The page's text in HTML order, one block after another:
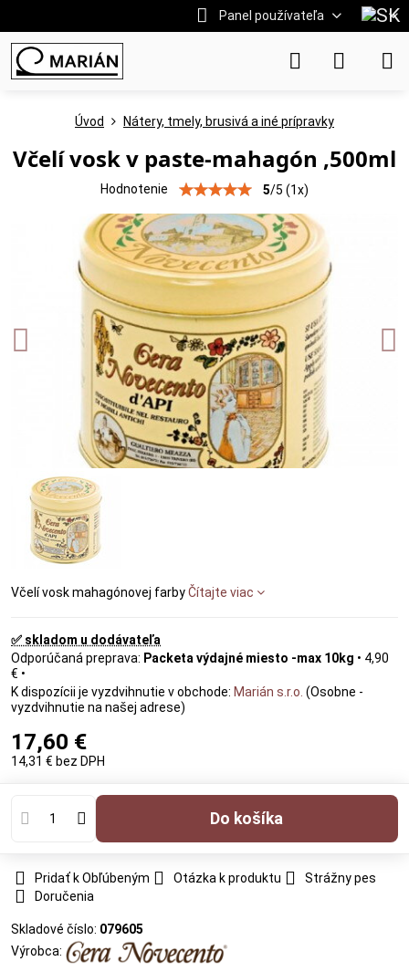
Panel používateľa
Úvod Nátery, tmely, brusivá a iné prípravky
Včelí vosk v paste-mahagón ,500ml
Hodnotenie 5/5 (1x)
Včelí vosk mahagónovej farbyČítajte viac
✅ skladom u dodávateľa
Packeta výdajné miesto -max 10kg • 4,90
€ •
Marián s.r.o. (Osobne -
vyzdvihnutie na našej adrese)
17,60 €
14,31 € bez DPH
Do košíka
Pridať k Obľúbeným Otázka k produktu
Strážny pes
Doručenia
Skladové číslo: 079605
Výrobca: